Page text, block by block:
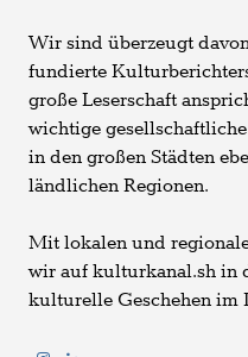
Wir sind überzeugt
fundierte
große Leserschaft
wichtige
in den großen Städten
ländlichen Regionen.
Mit lokalen und
wir auf kulturkanal.sh in
kulturelle Geschehen im